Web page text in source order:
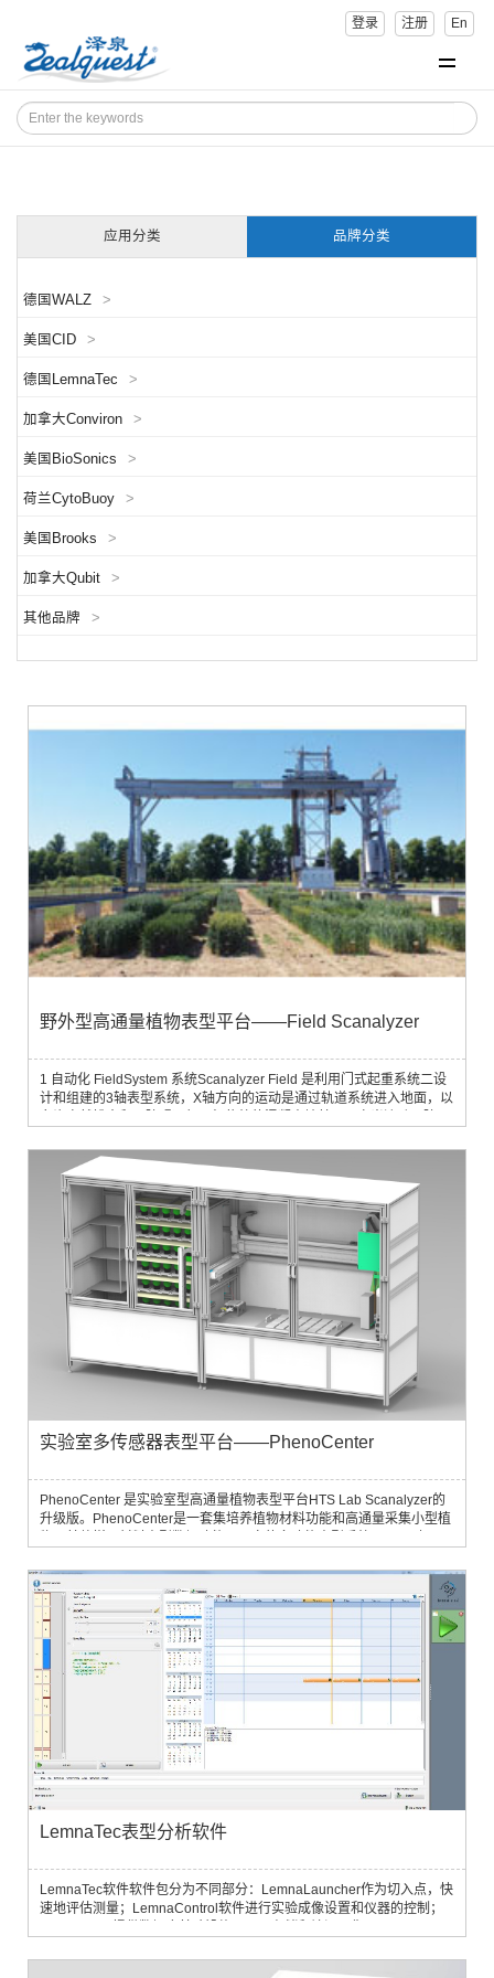
登录 注册 En
应用分类 品牌分类
德国WALZ >
美国CID >
德国LemnaTec >
加拿大Conviron >
美国BioSonics >
荷兰CytoBuoy >
美国Brooks >
加拿大Qubit >
其他品牌 >
野外型高通量植物表型平台——Field Scanalyzer
1 自动化 FieldSystem 系统Scanalyzer Field 是利用门式起重系统二设
计和组建的3轴表型系统，X轴方向的运动是通过轨道系统进入地面，以
元上下移动的方向。X轴运动单元是由两个变频有源电源和两个无源单
元，将被绑定在支撑梁上，Y轴包括门式框架（铝），并将保护Z轴的运
动，Scanalyzer F...
实验室多传感器表型平台——PhenoCenter
PhenoCenter 是实验室型高通量植物表型平台HTS Lab Scanalyzer的
升级版。PhenoCenter是一套集培养植物材料功能和高通量采集小型植
采集。此系统可根据测量样品数目选择不同配置版本，有多种传感器以
及光源可以选择，满足不同领域的表型研究。
LemnaTec表型分析软件
LemnaTec软件软件包分为不同部分：LemnaLauncher作为切入点，快
速地评估测量；LemnaControl软件进行实验成像设置和仪器的控制；
所有标准格式的全面导出功能。